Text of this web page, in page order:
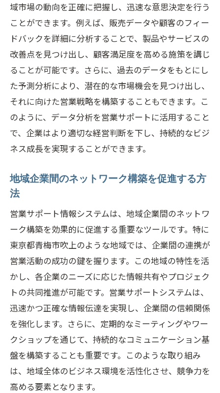
マルチチャネルでの顧客接点強化の実践
法
営業チームの連携を深めるためのシステ
ム活用
顧客との双方向コミュニケーション促進
の手法
遠隔営業を可能にする最新テクノロジー
の導入
地域特性を活かした営業サポートシステムの
地元企業のニーズに応えるシステム選定
青梅市吹上特有の市場に適したツールと
は
地域資源を活用した営業戦略の策定
システム導入による地元企業との協業の
可能性
地域特化型サービスの提供で差別化を図
る
カスタマイズ可能な営業サポートシステ
ムの選び方
東京都青梅市吹上における営業活動を効率化
するシステム導入のコツ
域市場の動向を正確に把握し、迅速な意思決定を行う
ことができます。例えば、販売データや顧客のフィー
ドバックを詳細に分析することで、製品やサービスの
改善点を見つけ出し、顧客満足度を高める施策を講じ
ることが可能です。さらに、過去のデータをもとにし
た予測分析により、潜在的な市場機会を見つけ出し、
それに向けた営業戦略を構築することもできます。こ
のように、データ分析を営業サポートに活用すること
で、企業はより適切な経営判断を下し、持続的なビジ
ネス成長を実現することができます。
地域企業間のネットワーク構築を促進する方
法
営業サポート情報システムは、地域企業間のネットワ
ーク構築を効果的に促進する重要なツールです。特に
東京都青梅市吹上のような地域では、企業間の連携が
営業活動の成功の鍵を握ります。この地域の特性を活
かし、各企業のニーズに応じた情報共有やプロジェク
トの共同推進が可能です。営業サポートシステムは、
迅速かつ正確な情報伝達を実現し、企業間の信頼関係
を強化します。さらに、定期的なミーティングやワー
クショップを通じて、持続的なコミュニケーション基
盤を構築することも重要です。このような取り組み
は、地域全体のビジネス環境を活性化させ、競争力を
高める要素となります。